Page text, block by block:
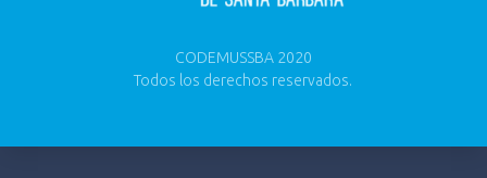
CODEMUSSBA 2020
Todos los derechos reservados.